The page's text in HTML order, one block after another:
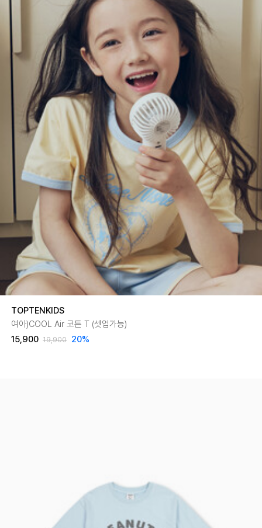
TOPTENKIDS
여아)COOL Air 코튼 T (셋업가능)
15,900 19,900 20%